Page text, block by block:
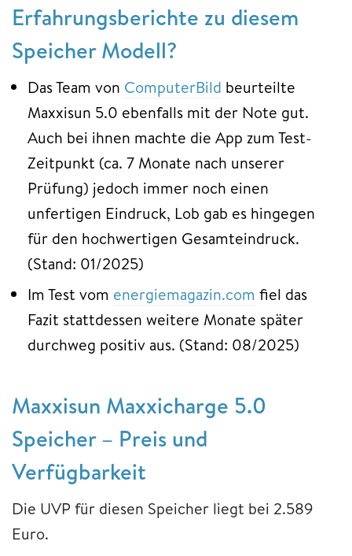
Erfahrungsberichte zu diesem
Speicher Modell?
Das Team von ComputerBild beurteilte
Maxxisun 5.0 ebenfalls mit der Note gut.
Auch bei ihnen machte die App zum Test-
Zeitpunkt (ca. 7 Monate nach unserer
Prüfung) jedoch immer noch einen
unfertigen Eindruck, Lob gab es hingegen
für den hochwertigen Gesamteindruck.
(Stand: 01/2025)
Im Test vom energiemagazin.com fiel das
Fazit stattdessen weitere Monate später
durchweg positiv aus. (Stand: 08/2025)
Maxxisun Maxxicharge 5.0
Speicher – Preis und
Verfügbarkeit
Die UVP für diesen Speicher liegt bei 2.589
Euro.